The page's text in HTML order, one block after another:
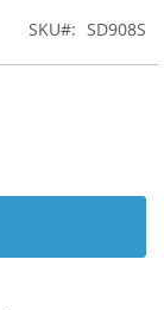
SKU SD908S